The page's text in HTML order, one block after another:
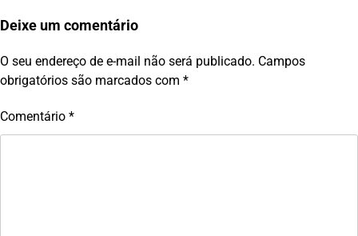
Deixe um comentário
O seu endereço de e-mail não será publicado. Campos
obrigatórios são marcados com *
Comentário *